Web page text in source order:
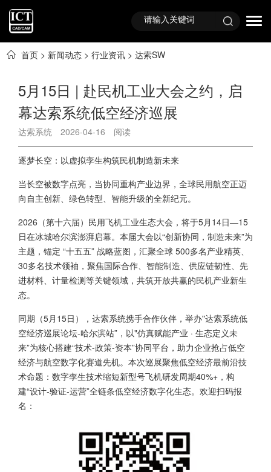
首页 > 新闻动态 > 行业资讯 > 达索SW
5月15日 | 赴民机工业大会之约，启
幕达索系统低空经济巡展
达索系统 2026-04-16 阅读
逐梦长空：以虚拟孪生构筑民机制造新未来
当长空被数字点亮，当协同重构产业边界，全球民用航空正迈
向自主创新、绿色转型、智能升级的全新纪元。
2026（第十六届）民用飞机工业生态大会，将于5月14日—15
日在冰城哈尔滨澎湃启幕。本届大会以“创新协同，制造未来”为
主题，锚定 “十五五” 战略蓝图，汇聚全球 500多名产业精英、
30多名技术领袖，聚焦国际合作、智能制造、供应链韧性、先
进材料、计量检测等关键领域，共筑开放共赢的民机产业新生
态。
同期（5月15日），达索系统携手合作伙伴，举办"达索系统低
空经济巡展论坛-哈尔滨站”，以"仿真赋能产业 · 生态定义未
来”为核心搭建“技术-政策-资本”协同平台，助力企业抢占低空
经济与航空数字化赛道先机。本次巡展聚焦低空经济最前沿技
术命题：数字孪生技术缩短新型号飞机研发周期40%+，构
建“设计-验证-运营”全链条低空经济数字化生态。欢迎扫码报
名：